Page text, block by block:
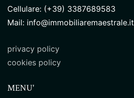
Cellulare: (+39) 3387689583
Mail: info@immobiliaremaestrale.it
privacy policy
cookies policy
MENU'